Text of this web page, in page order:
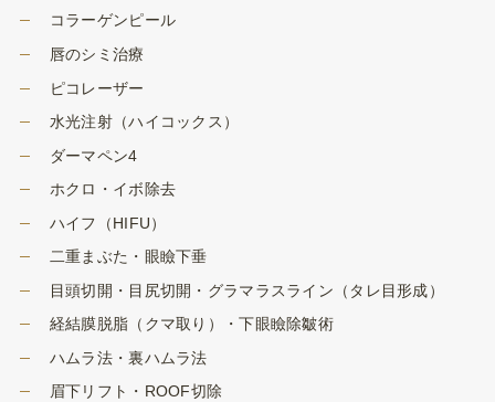
コラーゲンピール
唇のシミ治療
ピコレーザー
水光注射（ハイコックス）
ダーマペン4
ホクロ・イボ除去
ハイフ（HIFU）
二重まぶた・眼瞼下垂
目頭切開・目尻切開・グラマラスライン（タレ目形成）
経結膜脱脂（クマ取り）・下眼瞼除皺術
ハムラ法・裏ハムラ法
眉下リフト・ROOF切除